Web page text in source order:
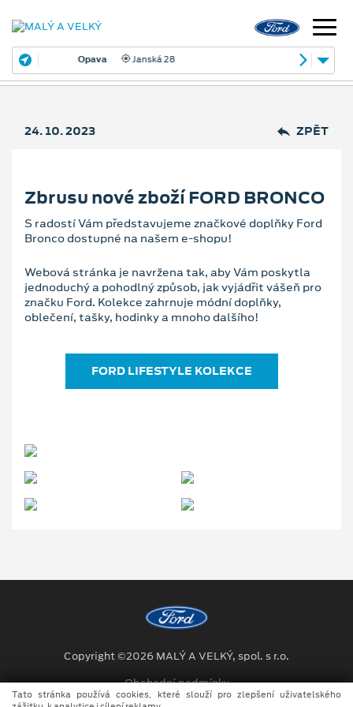
Opava Janská 28
24. 10. 2023 ZPĚT
Zbrusu nové zboží FORD BRONCO
S radostí Vám představujeme značkové doplňky Ford
Bronco dostupné na našem e-shopu!
Webová stránka je navržena tak, aby Vám poskytla
jednoduchý a pohodlný způsob, jak vyjádřit vášeň pro
značku Ford. Kolekce zahrnuje módní doplňky,
oblečení, tašky, hodinky a mnoho dalšího!
FORD LIFESTYLE KOLEKCE
Copyright ©2026 MALÝ A VELKÝ, spol. s r.o.
Obchodní podmínky
Tato stránka používá cookies, které slouží pro zlepšení uživatelského